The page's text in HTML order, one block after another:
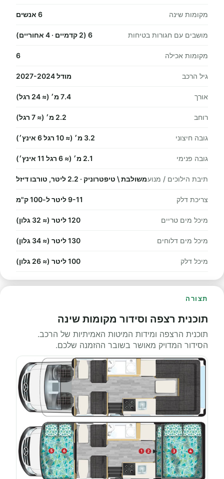
מקומות שינה 6 אנשים
מושבים עם חגורות בטיחות 6 (2 קדמיים · 4 אחוריים)
מקומות אכילה 6
גיל הרכב מודל 2027-2024
אורך 7.4 מ׳ (≈ 24 רגל)
רוחב 2.2 מ׳ (≈ 7 רגל)
גובה חיצוני 3.2 מ׳ (≈ 10 רגל 6 אינץ׳)
גובה פנימי 2.1 מ׳ (≈ 6 רגל 11 אינץ׳)
תיבת הילוכים / מנועמשולבת \ טיפטרוניק · 2.2 ליטר, טורבו דיזל
צריכת דלק 9-11 ליטר ל-100 ק"מ
מיכל מים טריים 120 ליטר (≈ 32 גלון)
מיכל מים דלוחים 130 ליטר (≈ 34 גלון)
מיכל דלק 100 ליטר (≈ 26 גלון)
תצורה
תוכנית רצפה וסידור מקומות שינה
תוכנית הרצפה ומידות המיטות האמיתיות של הרכב.
הסידור המדויק מאושר בשובר ההזמנה שלכם.